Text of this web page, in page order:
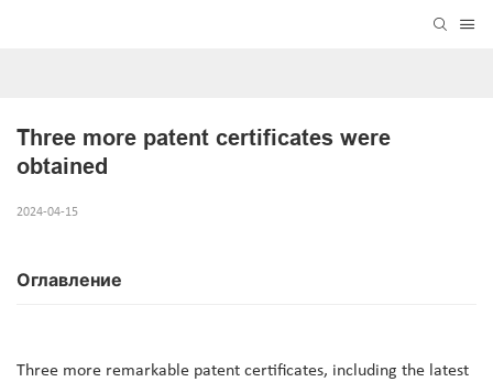
Three more patent certificates were
obtained
2024-04-15
Оглавление
Three more remarkable patent certificates, including the latest